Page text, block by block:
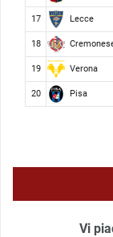
17 Lecce
18
19 Verona
20 Pisa
Vi